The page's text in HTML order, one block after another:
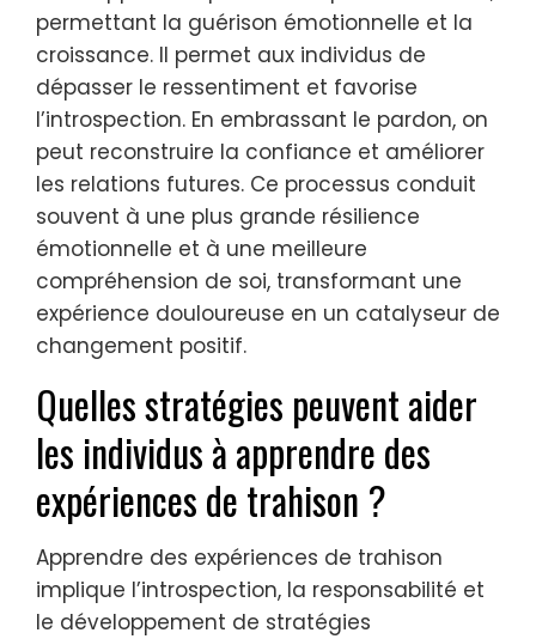
permettant la guérison émotionnelle et la
croissance. Il permet aux individus de
dépasser le ressentiment et favorise
l’introspection. En embrassant le pardon, on
peut reconstruire la confiance et améliorer
les relations futures. Ce processus conduit
souvent à une plus grande résilience
émotionnelle et à une meilleure
compréhension de soi, transformant une
expérience douloureuse en un catalyseur de
changement positif.
Quelles stratégies peuvent aider
les individus à apprendre des
expériences de trahison ?
Apprendre des expériences de trahison
implique l’introspection, la responsabilité et
le développement de stratégies